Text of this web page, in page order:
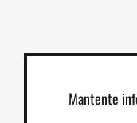
Mantente